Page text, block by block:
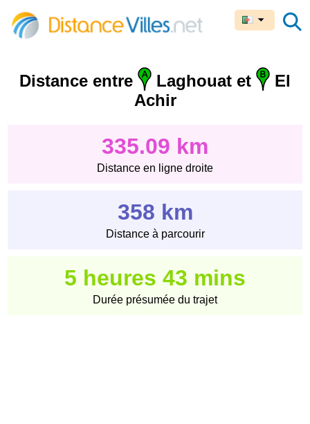
Distance entre Laghouat et
El
Achir
335.09 km
Distance en ligne droite
358 km
Distance à parcourir
5 heures 43 mins
Durée présumée du trajet